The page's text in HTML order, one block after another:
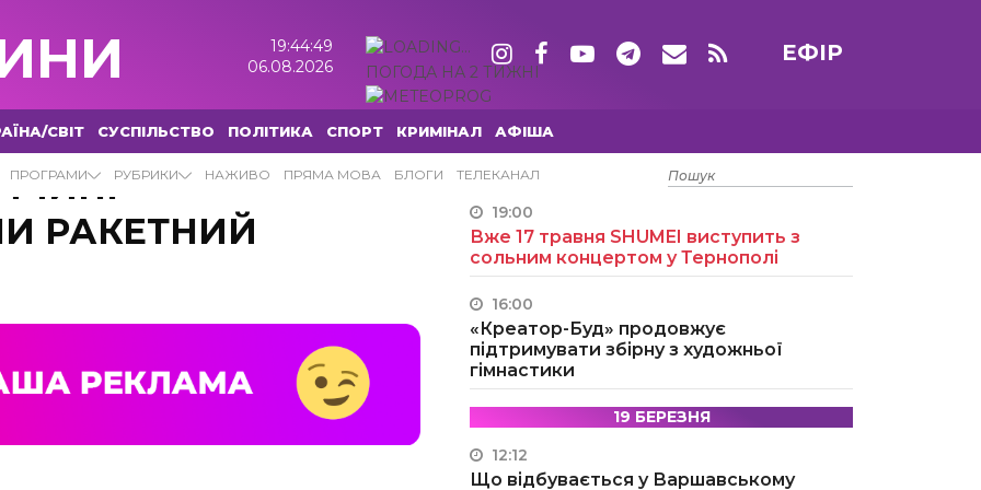
19:44:50
06.08.2026
ПОГОДА НА 2 ТИЖНІ
ЕФІР
СВІТ СУСПІЛЬСТВО ПОЛІТИКА СПОРТ КРИМІНАЛ АФІША
ПРОГРАМИ РУБРИКИ НАЖИВО ПРЯМА МОВА БЛОГИ ТЕЛЕКАНАЛ
РАКЕТНИЙ
15 ТРАВНЯ
19:00
Вже 17 травня SHUMEI виступить з
сольним концертом у Тернополі
16:00
«Креатор-Буд» продовжує
підтримувати збірну з художньої
гімнастики
19 БЕРЕЗНЯ
12:12
Що відбувається у Варшавському